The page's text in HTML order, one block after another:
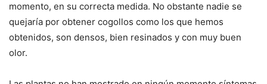
momento, en su correcta medida. No obstante nadie se
quejaría por obtener cogollos como los que hemos
obtenidos, son densos, bien resinados y con muy buen
olor.